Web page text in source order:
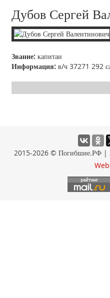
Дубов Сергей
Звание: капитан
Информация: в/ч 37271 292
2015-2026 © Погибшие.РФ |